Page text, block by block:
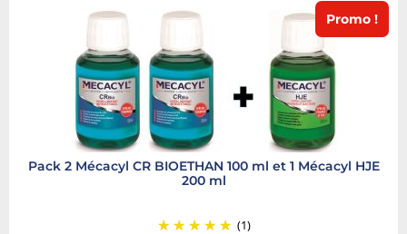
Promo !
Pack 2 Mécacyl CR BIOETHAN 100 ml et 1 Mécacyl HJE
200 ml
(1)